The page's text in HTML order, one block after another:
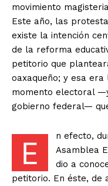
movimiento
Este año, las
existe la intención
de la reforma
petitorio que
oaxaqueño; y esa
momento electoral
gobierno federal—
E
n efecto,
Asamblea
dio a
petitorio. En éste, de